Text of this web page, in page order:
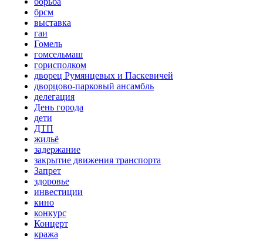
брсм
выставка
гаи
Гомель
гомсельмаш
горисполком
дворец Румянцевых и Паскевичей
дворцово-парковый ансамбль
делегация
День города
дети
ДТП
жильё
задержание
закрытие движения транспорта
Запрет
здоровье
инвестиции
кино
конкурс
Концерт
кража